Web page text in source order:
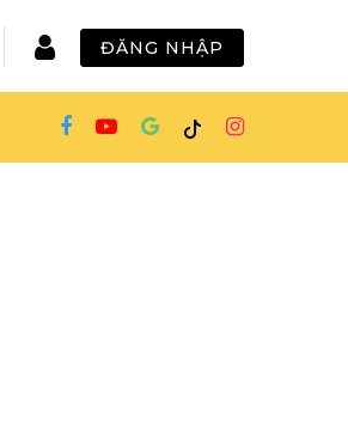
ĐĂNG NHẬP